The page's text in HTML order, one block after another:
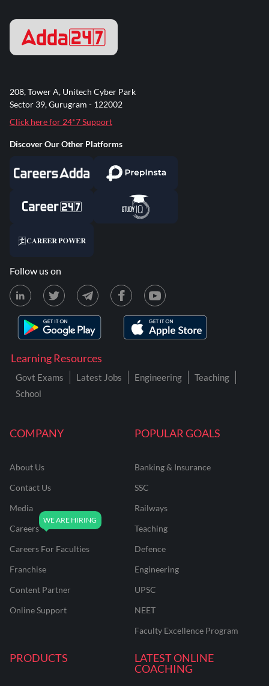
COMPANY
About Us
Contact Us
Media
Careers
Careers For Faculties
Franchise
Content Partner
Online Support
POPULAR GOALS
Banking & Insurance
SSC
Railways
Teaching
Defence
Engineering
UPSC
NEET
Faculty Excellence Program
PRODUCTS
LATEST ONLINE
COACHING
Learning Resources
Govt Exams Latest Jobs Engineering
Teaching
School
208, Tower A, Unitech Cyber Park
Sector 39, Gurugram - 122002
Click here for 24*7 Support
Discover Our Other Platforms
Follow us on